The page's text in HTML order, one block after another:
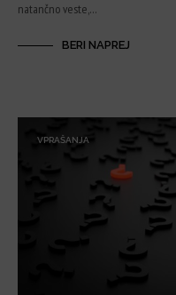
natančno veste,…
BERI NAPREJ
VPRAŠANJA